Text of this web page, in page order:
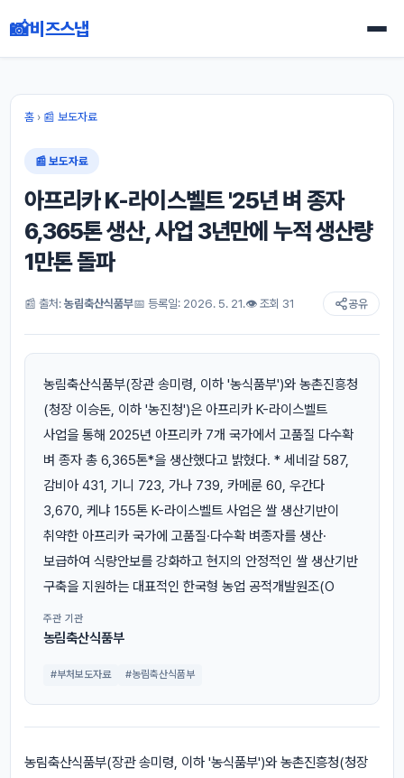
📸비즈스냅
홈› 📰 보도자료
📰 보도자료
아프리카 K-라이스벨트 '25년 벼 종자
6,365톤 생산, 사업 3년만에 누적 생산량
1만톤 돌파
📰 출처: 농림축산식품부📅 등록일: 2026. 5. 21.👁 조회 31 공유
농림축산식품부(장관 송미령, 이하 '농식품부')와 농촌진흥청
(청장 이승돈, 이하 '농진청')은 아프리카 K-라이스벨트
사업을 통해 2025년 아프리카 7개 국가에서 고품질 다수확
벼 종자 총 6,365톤*을 생산했다고 밝혔다. * 세네갈 587,
감비아 431, 기니 723, 가나 739, 카메룬 60, 우간다
3,670, 케냐 155톤 K-라이스벨트 사업은 쌀 생산기반이
취약한 아프리카 국가에 고품질·다수확 벼종자를 생산·
보급하여 식량안보를 강화하고 현지의 안정적인 쌀 생산기반
구축을 지원하는 대표적인 한국형 농업 공적개발원조(O
주관 기관
농림축산식품부
#부처보도자료 #농림축산식품부
농림축산식품부(장관 송미령, 이하 '농식품부')와 농촌진흥청(청장